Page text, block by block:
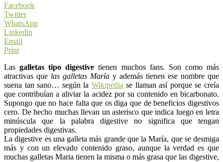
Facebook
Twitter
WhatsApp
Linkedin
Email
Print
Lasgalletas tipo digestive tienen muchos fans. Son como más
atractivas que las galletas María y además tienen ese nombre que
suena tan sano… según la Wikipedia se llaman así porque se creía
que contribuían a aliviar la acidez por su contenido en bicarbonato.
Supongo que no hace falta que os diga que de beneficios digestivos
cero. De hecho muchas llevan un asterisco que indica luego en letra
minúscula que la palabra digestive no significa que tengan
propiedades digestivas.
La digestive es una galleta más grande que la María, que se desmiga
más y con un elevado contenido graso, aunque la verdad es que
muchas galletas Maria tienen la misma o más grasa que las digestive,